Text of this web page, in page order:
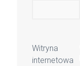
Witryna
internetowa